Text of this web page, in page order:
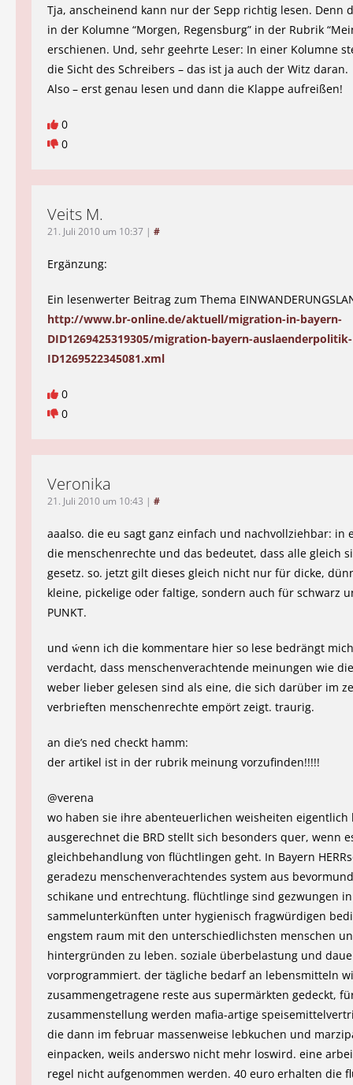
Tja, anscheinend kann nur der Sepp richtig lesen. Denn
in der Kolumne “Morgen, Regensburg” in der Rubrik
erschienen. Und, sehr geehrte Leser: In einer Kolumne
die Sicht des Schreibers – das ist ja auch der Witz daran.
Also – erst genau lesen und dann die Klappe aufreißen!
0
0
Veits M.
21. Juli 2010 um 10:37 | #
Ergänzung:
Ein lesenwerter Beitrag zum Thema
http://www.br-online.de/aktuell/migration-in-bayern-
DID1269425319305/migration-bayern-auslaenderpolitik-
ID1269522345081.xml
0
0
Veronika
21. Juli 2010 um 10:43 | #
aaalso. die eu sagt ganz einfach und nachvollziehbar: in
die menschenrechte und das bedeutet, dass alle gleich
gesetz. so. jetzt gilt dieses gleich nicht nur für dicke,
kleine, pickelige oder faltige, sondern auch für schwarz
PUNKT.
und ẃenn ich die kommentare hier so lese bedrängt
verdacht, dass menschenverachtende meinungen wie
weber lieber gelesen sind als eine, die sich darüber im
verbrieften menschenrechte empört zeigt. traurig.
an die’s ned checkt hamm:
der artikel ist in der rubrik meinung vorzufinden!!!!!
@verena
wo haben sie ihre abenteuerlichen weisheiten eigentlich
ausgerechnet die BRD stellt sich besonders quer, wenn
gleichbehandlung von flüchtlingen geht. In Bayern
geradezu menschenverachtendes system aus
schikane und entrechtung. flüchtlinge sind gezwungen in
sammelunterkünften unter hygienisch fragwürdigen
engstem raum mit den unterschiedlichsten menschen
hintergründen zu leben. soziale überbelastung und
vorprogrammiert. der tägliche bedarf an lebensmitteln
zusammengetragene reste aus supermärkten gedeckt,
zusammenstellung werden mafia-artige
die dann im februar massenweise lebkuchen und
einpacken, weils anderswo nicht mehr loswird. eine
regel nicht aufgenommen werden. 40 euro erhalten die